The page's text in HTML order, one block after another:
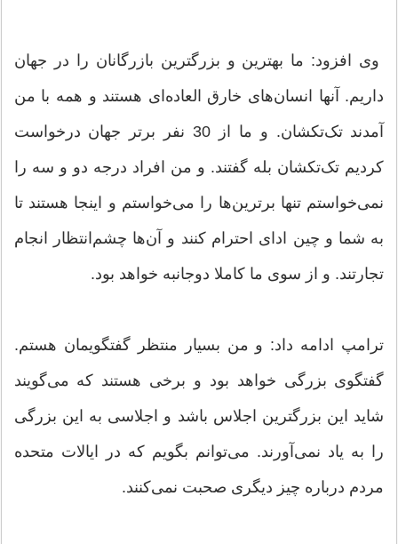
وی افزود: ما بهترین و بزرگترین بازرگانان را در جهان
داریم. آنها انسان‌های خارق العاده‌ای هستند و همه با من
آمدند تک‌تکشان. و ما از 30 نفر برتر جهان درخواست
کردیم تک‌تکشان بله گفتند. و من افراد درجه دو و سه را
نمی‌خواستم تنها برترین‌ها را می‌خواستم و اینجا هستند تا
به شما و چین ادای احترام کنند و آن‌ها ‌چشم‌انتظار انجام
تجارتند. و از سوی ما کاملا دوجانبه خواهد بود.
ترامپ ادامه داد: و من بسیار منتظر گفتگویمان هستم.
گفتگوی بزرگی خواهد بود و برخی هستند که می‌گویند
شاید این بزرگترین اجلاس باشد و اجلاسی به این بزرگی
را به یاد نمی‌آورند. می‌توانم بگویم که در ایالات متحده
مردم درباره چیز دیگری صحبت نمی‌کنند.